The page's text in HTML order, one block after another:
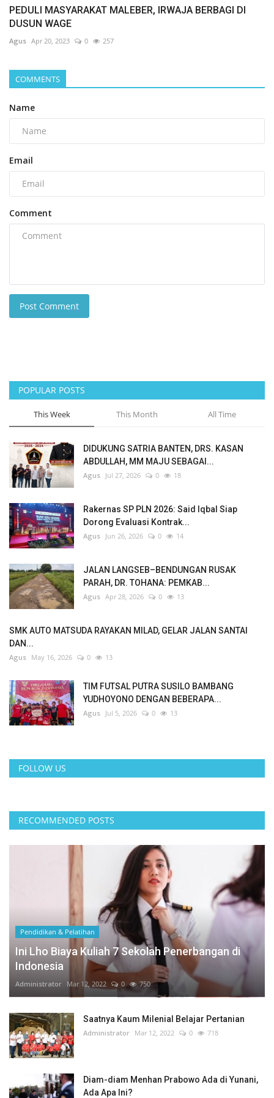
PEDULI MASYARAKAT MALEBER, IRWAJA BERBAGI DI
DUSUN WAGE
Agus Apr 20, 2023 0 257
COMMENTS
Name
Email
Comment
Post Comment
POPULAR POSTS
This Week This Month All Time
DIDUKUNG SATRIA BANTEN, DRS. KASAN
ABDULLAH, MM MAJU SEBAGAI...
Agus Jul 27, 2026 0 18
Rakernas SP PLN 2026: Said Iqbal Siap
Dorong Evaluasi Kontrak...
Agus Jun 26, 2026 0 14
JALAN LANGSEB–BENDUNGAN RUSAK
PARAH, DR. TOHANA: PEMKAB...
Agus Apr 28, 2026 0 13
SMK AUTO MATSUDA RAYAKAN MILAD, GELAR JALAN SANTAI
DAN...
Agus May 16, 2026 0 13
TIM FUTSAL PUTRA SUSILO BAMBANG
YUDHOYONO DENGAN BEBERAPA...
Agus Jul 5, 2026 0 13
FOLLOW US
RECOMMENDED POSTS
Pendidikan & Pelatihan
Ini Lho Biaya Kuliah 7 Sekolah Penerbangan di
Indonesia
Administrator Mar 12, 2022 0 750
Saatnya Kaum Milenial Belajar Pertanian
Administrator Mar 12, 2022 0 718
Diam-diam Menhan Prabowo Ada di Yunani,
Ada Apa Ini?